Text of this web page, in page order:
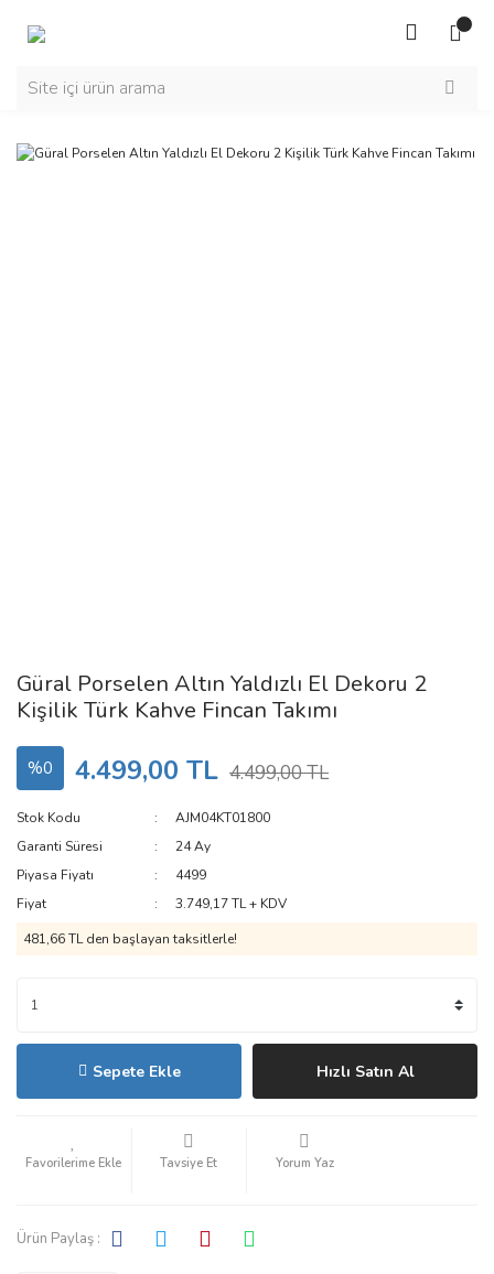
Güral Porselen Altın Yaldızlı El Dekoru 2
Kişilik Türk Kahve Fincan Takımı
%0 4.499,00 TL 4.499,00 TL
Stok Kodu
AJM04KT01800
Garanti Süresi
24 Ay
Piyasa Fiyatı
4499
Fiyat
3.749,17 TL + KDV
481,66 TL den başlayan taksitlerle!
Sepete Ekle Hızlı Satın Al
Tavsiye Et Yorum Yaz
Ürün Paylaş :